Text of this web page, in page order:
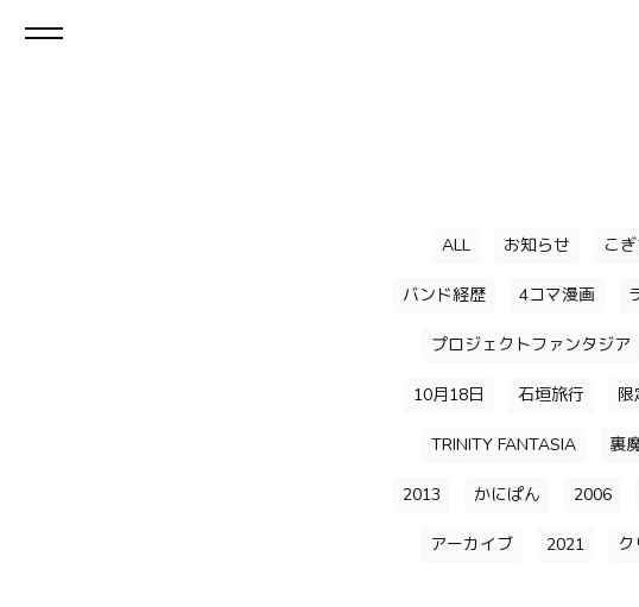
ALL お知らせ こ
バンド経歴 4コマ漫画
プロジェクトファンタジア
10月18日 石垣旅行 限
TRINITY FANTASIA 裏
2013 かにぱん 2006
アーカイブ 2021